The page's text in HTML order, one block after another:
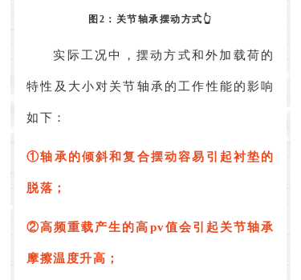
图2：关节轴承摆动方式👆
实际工况中，摆动方式和外加载荷的
特性及大小对关节轴承的工作性能的影响
如下：
①轴承的倾斜和复合摆动容易引起衬垫的
脱落；
②高频重载产生的高pv值会引起关节轴承
摩擦温度升高；